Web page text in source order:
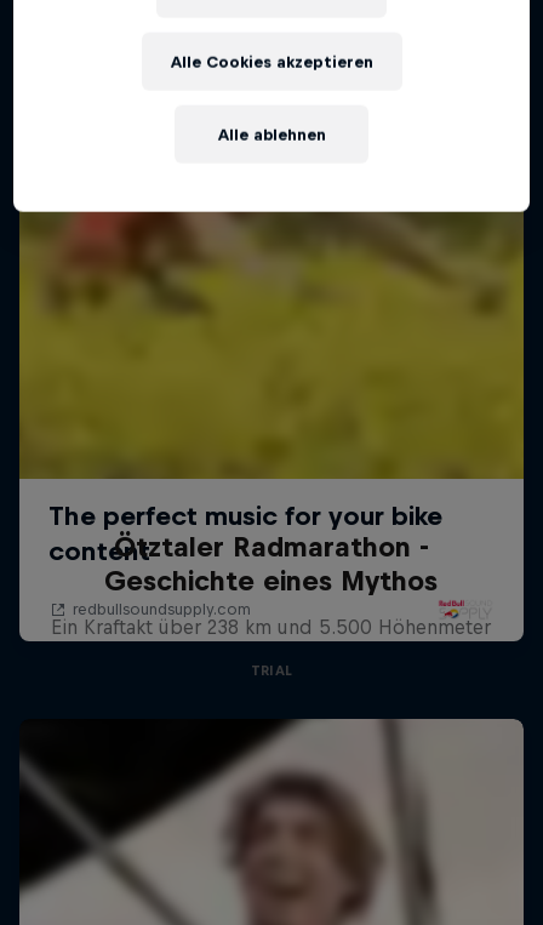
Ötztaler Radmarathon -
Geschichte eines Mythos
Ein Kraftakt über 238 km und 5.500 Höhenmeter
TRIAL
Alle ablehnen
Alle Cookies akzeptieren